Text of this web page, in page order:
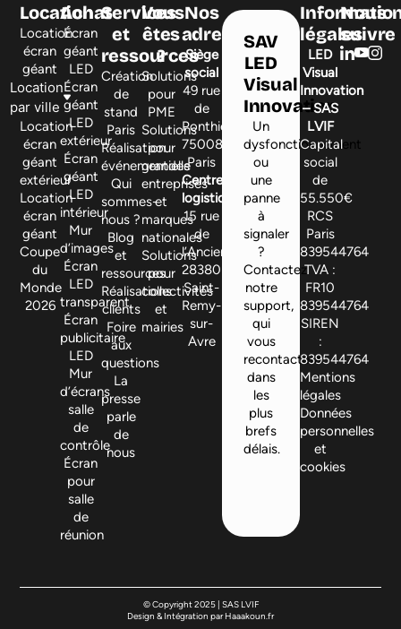
Location
Location
écran
géant
Location
par ville
Location
écran
géant
extérieur
Location
écran
géant
Coupe
du
Monde
2026
Achat
Écran
géant
LED
Écran
géant
LED
extérieur
Écran
géant
LED
intérieur
Mur
d’images
Écran
LED
transparent
Écran
publicitaire
LED
Mur
d’écrans
salle
de
contrôle
Écran
pour
salle
de
réunion
Services
et
ressources
Création
de
stand
Paris
Réalisation
événementielle
Qui
sommes-
nous ?
Blog
et
ressources
Réalisations
clients
Foire
aux
questions
La
presse
parle
de
nous
Vous
êtes
?
Solutions
pour
PME
Solutions
pour
grandes
entreprises
et
marques
nationales
Solutions
pour
collectivités
et
mairies
Nos
adresses
Siège
social
49 rue
de
Ponthieu,
75008
Paris
Centre
logistique
15 rue
de
l’Ancienne,
28380
Saint-
Remy-
sur-
Avre
SAV
LED
Visual
Innovation
Un
dysfonctionnement
ou
une
panne
à
signaler
?
Contactez
notre
support,
qui
vous
recontactera
dans
les
plus
brefs
délais.
légales
LED
Visual
Innovation
– SAS
LVIF
Capital
social
de
55.550€
RCS
Paris
839544764
TVA :
FR10
839544764
SIREN
:
839544764
Mentions
légales
Données
personnelles
et
cookies
Nous
suivre
© Copyright 2025 | SAS LVIF
Design & Intégration par Haaakoun.fr